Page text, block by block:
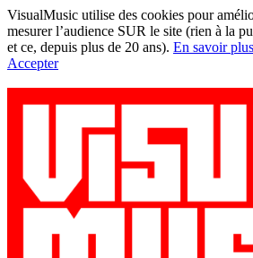
VisualMusic utilise des cookies pour
mesurer l’audience SUR le site (rien à la
et ce, depuis plus de 20 ans). En savoir plus
Accepter